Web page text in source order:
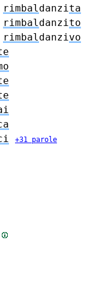
rimbaldanzita
rimbaldanzito
rimbaldanzivo
+31 parole